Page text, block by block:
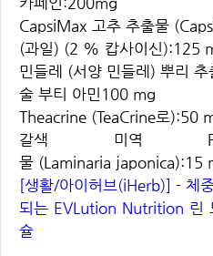
CapsiMax 고추 추출물
(과일) (2 % 캅사이신):125
민들레 (서양 민들레) 뿌리
술 부티 아민100 mg
Theacrine (TeaCrine로):50
갈색 미역
물 (Laminaria japonica):15
[생활/아이허브(iHerb)] - 체중관리 및 다이어트에 도움이
되는 EVLution Nutrition 린
슐